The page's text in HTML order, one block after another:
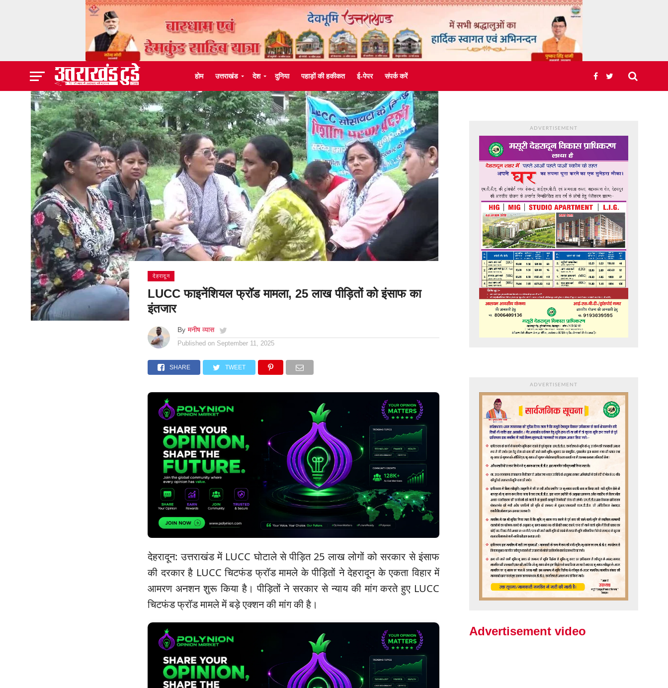
होम उत्तराखंड देश दुनिया पहाड़ों की हकीकत ई-पेपर संपर्क करें
देहरादून
LUCC फाइनेंशियल फ्रॉड मामला, 25 लाख पीड़ितों को इंसाफ का
इंतजार
By मनीष व्यास
Published on September 11, 2025
SHARE TWEET
देहरादून: उत्तराखंड में LUCC घोटाले से पीड़ित 25 लाख लोगों को सरकार से इंसाफ
की दरकार है LUCC चिटफंड फ्रॉड मामले के पीड़ितों ने देहरादून के एकता विहार में
आमरण अनशन शुरू किया है। पीड़ितों ने सरकार से न्याय की मांग करते हुए LUCC
चिटफंड फ्रॉड मामले में बड़े एक्शन की मांग की है।
ADVERTISEMENT
ADVERTISEMENT
Advertisement video